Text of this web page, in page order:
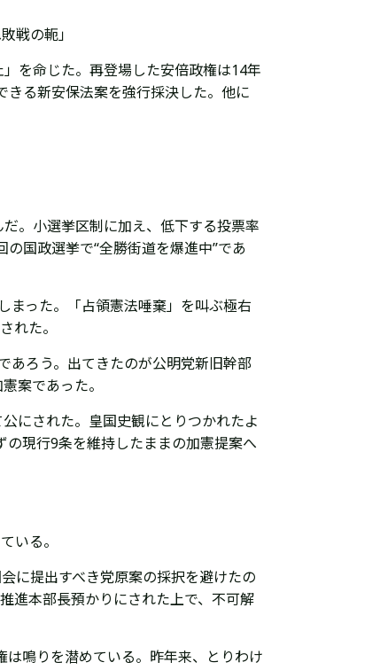
戦の軛」
を命じた。再登場した安倍政権は14年
きる新安保法案を強行採決した。他に
。小選挙区制に加え、低下する投票率
国政選挙で“全勝街道を爆進中”であ
まった。「占領憲法唾棄」を叫ぶ極右
れた。
あろう。出てきたのが公明党新旧幹部
案であった。
にされた。皇国史観にとりつかれたよ
の現行9条を維持したままの加憲提案へ
いる。
に提出すべき党原案の採択を避けたの
進本部長預かりにされた上で、不可解
鳴りを潜めている。昨年来、とりわけ